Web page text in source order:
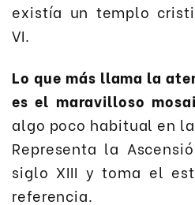
existía un templo
VI.
Lo que más llama la
es el maravilloso
algo poco habitual en
Representa la
siglo XIII y toma el
referencia.